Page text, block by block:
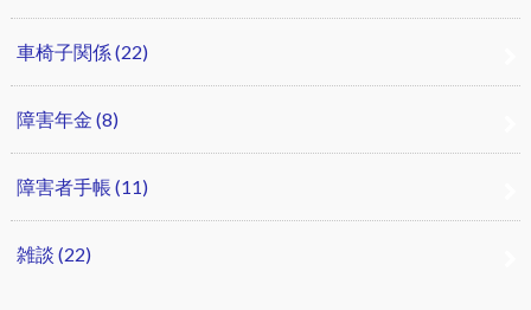
車椅子関係(22)
障害年金 (8)
障害者手帳 (11)
雑談 (22)